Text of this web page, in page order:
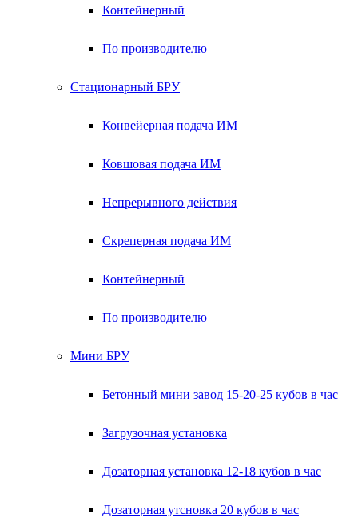
Контейнерный
По производителю
Стационарный БРУ
Конвейерная подача ИМ
Ковшовая подача ИМ
Непрерывного действия
Скреперная подача ИМ
Контейнерный
По производителю
Мини БРУ
Бетонный мини завод 15-20-25 кубов в час
Загрузочная установка
Дозаторная установка 12-18 кубов в час
Дозаторная утсновка 20 кубов в час